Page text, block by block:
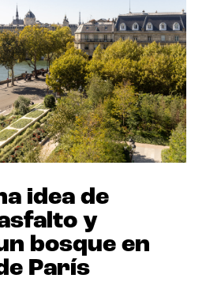
idea de
y
bosque en
París